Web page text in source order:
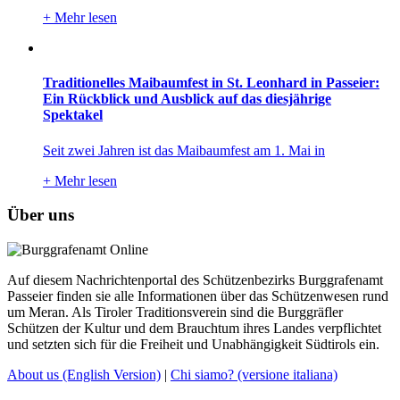
+ Mehr lesen
Traditionelles Maibaumfest in St. Leonhard in Passeier:
Ein Rückblick und Ausblick auf das diesjährige
Spektakel
Seit zwei Jahren ist das Maibaumfest am 1. Mai in
+ Mehr lesen
Über uns
Auf diesem Nachrichtenportal des Schützenbezirks Burggrafenamt
Passeier finden sie alle Informationen über das Schützenwesen rund
um Meran. Als Tiroler Traditionsverein sind die Burggräfler
Schützen der Kultur und dem Brauchtum ihres Landes verpflichtet
und setzten sich für die Freiheit und Unabhängigkeit Südtirols ein.
About us (English Version) | Chi siamo? (versione italiana)